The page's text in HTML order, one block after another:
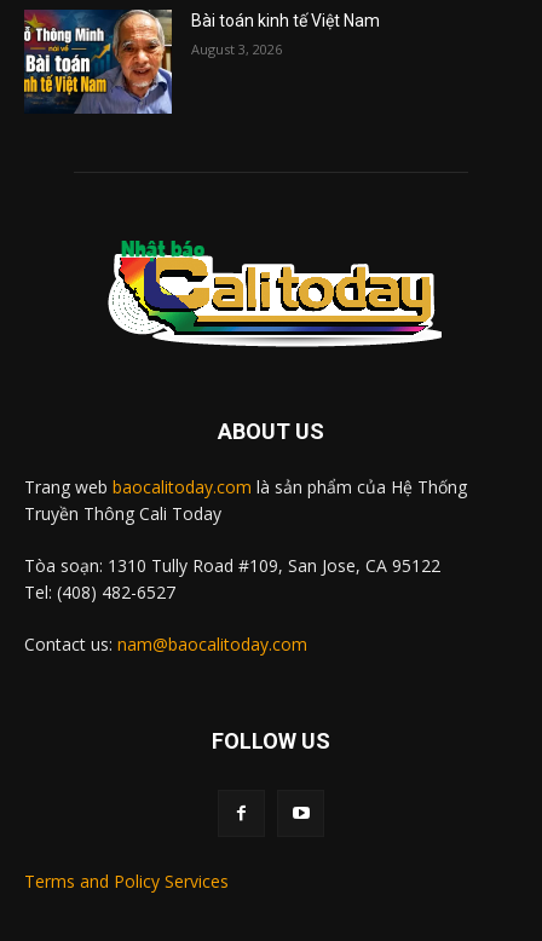
Bài toán kinh tế Việt Nam
August 3, 2026
ABOUT US
Trang web baocalitoday.com là sản phẩm của Hệ Thống
Truyền Thông Cali Today
Tòa soạn: 1310 Tully Road #109, San Jose, CA 95122
Tel: (408) 482-6527
Contact us: nam@baocalitoday.com
FOLLOW US
Terms and Policy Services